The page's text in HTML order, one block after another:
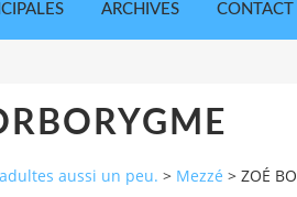
ARCHIVES CONTACT
aussi un peu. > Mezzé > ZOÉ